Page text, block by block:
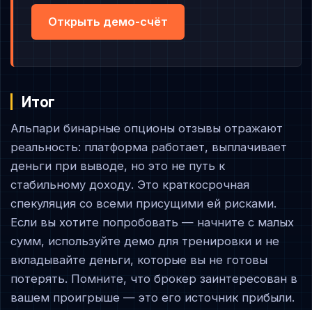
Открыть демо-счёт
Итог
Альпари бинарные опционы отзывы отражают
реальность: платформа работает, выплачивает
деньги при выводе, но это не путь к
стабильному доходу. Это краткосрочная
спекуляция со всеми присущими ей рисками.
Если вы хотите попробовать — начните с малых
сумм, используйте демо для тренировки и не
вкладывайте деньги, которые вы не готовы
потерять. Помните, что брокер заинтересован в
вашем проигрыше — это его источник прибыли.